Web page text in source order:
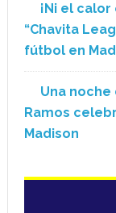
¡Ni el
“Chavita
fútbol en
Una noche
Ramos
Madison